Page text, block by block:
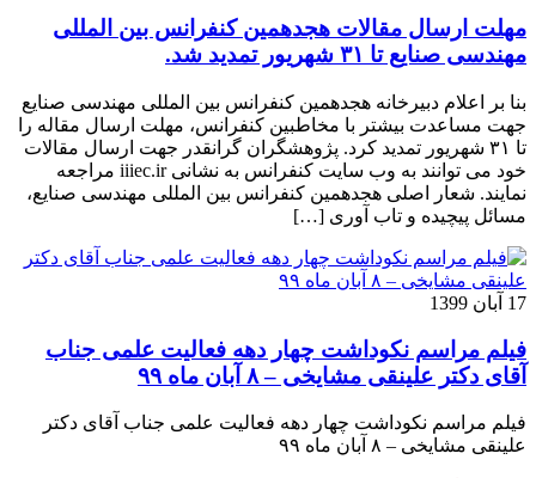
مهلت ارسال مقالات هجدهمین کنفرانس بین المللی
مهندسی صنایع تا ۳۱ شهریور تمدید شد.
بنا بر اعلام دبیرخانه هجدهمین کنفرانس بین المللی مهندسی صنایع
جهت مساعدت بیشتر با مخاطبین کنفرانس، مهلت ارسال مقاله را
تا ۳۱ شهریور تمدید کرد. پژوهشگران گرانقدر جهت ارسال مقالات
خود می توانند به وب سایت کنفرانس به نشانی iiiec.ir مراجعه
نمایند. شعار اصلی هجدهمین کنفرانس بین المللی مهندسی صنایع،
مسائل پیچیده و تاب آوری […]
17 آبان 1399
فیلم مراسم نکوداشت چهار دهه فعالیت علمی جناب
آقای دکتر علینقی مشایخی – ۸ آبان ماه ۹۹
فیلم مراسم نکوداشت چهار دهه فعالیت علمی جناب آقای دکتر
علینقی مشایخی – ۸ آبان ماه ۹۹